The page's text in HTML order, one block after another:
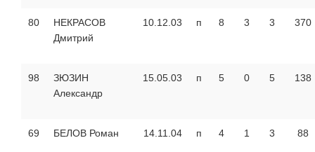
80
НЕКРАСОВ
Дмитрий
10.12.03 п 8 3 3 370
98
ЗЮЗИН
Александр
15.05.03 п 5 0 5 138
69 БЕЛОВ Роман 14.11.04 п 4 1 3 88